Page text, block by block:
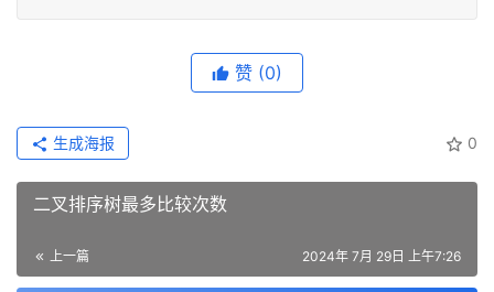
赞 (0)
0
生成海报
二叉排序树最多比较次数
上一篇 2024年 7月 29日 上午7:26